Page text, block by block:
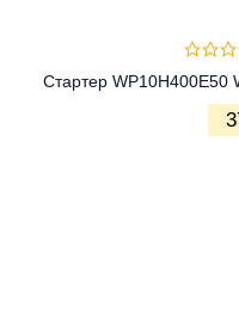
Стартер WP10H400E50